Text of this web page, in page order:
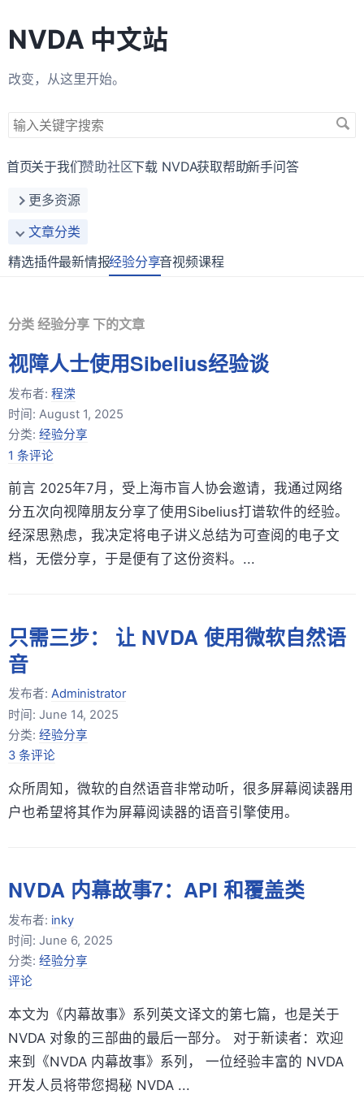
NVDA 中文站
改变，从这里开始。
搜
关
字
首页关于我们赞助社区下载 NVDA获取帮助新手问答
更多资源
文章分类
精选插件最新情报经验分享音视频课程
分类 经验分享 下的文章
视障人士使用Sibelius经验谈
发布者: 程溁
时间: August 1, 2025
分类: 经验分享
1 条评论
前言 2025年7月，受上海市盲人协会邀请，我通过网络
分五次向视障朋友分享了使用Sibelius打谱软件的经验。
经深思熟虑，我决定将电子讲义总结为可查阅的电子文
档，无偿分享，于是便有了这份资料。...
只需三步： 让 NVDA 使用微软自然语
音
发布者: Administrator
时间: June 14, 2025
分类: 经验分享
3 条评论
众所周知，微软的自然语音非常动听，很多屏幕阅读器用
户也希望将其作为屏幕阅读器的语音引擎使用。
NVDA 内幕故事7：API 和覆盖类
发布者: inky
时间: June 6, 2025
分类: 经验分享
评论
本文为《内幕故事》系列英文译文的第七篇，也是关于
NVDA 对象的三部曲的最后一部分。 对于新读者：欢迎
来到《NVDA 内幕故事》系列， 一位经验丰富的 NVDA
开发人员将带您揭秘 NVDA ...